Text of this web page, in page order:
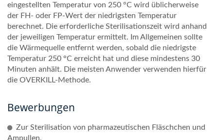
eingestellten Temperatur von 250 °C wird üblicherweise
der FH- oder FP-Wert der niedrigsten Temperatur
berechnet. Die erforderliche Sterilisationszeit wird anhand
der jeweiligen Temperatur ermittelt. Im Allgemeinen sollte
die Wärmequelle entfernt werden, sobald die niedrigste
Temperatur 250 °C erreicht hat und diese mindestens 30
Minuten anhält. Die meisten Anwender verwenden hierfür
die OVERKILL-Methode.
Bewerbungen
Zur Sterilisation von pharmazeutischen Fläschchen und
Ampullen.